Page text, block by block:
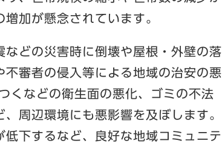
加が懸念されています。
どの災害時に倒壊や屋根・外壁の落
審者の侵入等による地域の治安の悪
くなどの衛生面の悪化、ゴミの不法
周辺環境にも悪影響を及ぼします。
下するなど、良好な地域コミュニテ